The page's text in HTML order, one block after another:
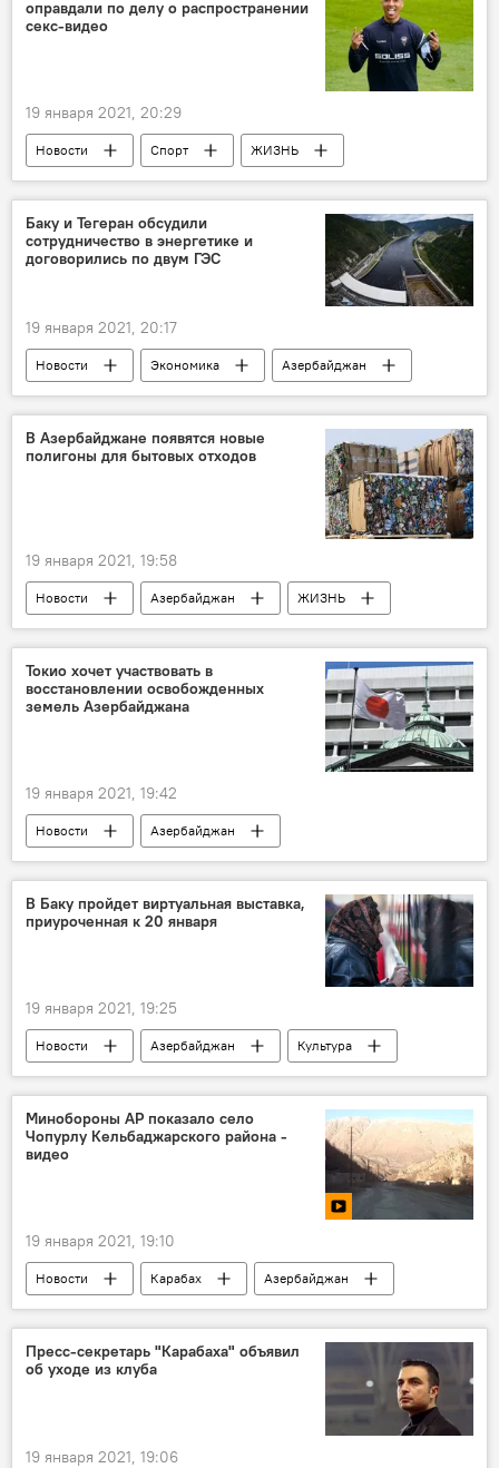
оправдали по делу о распространении
секс-видео
19 января 2021, 20:29
Новости Спорт
ЖИЗНЬ
Азербайджан
Новости мира
Эдди Исрафилов
Баку и Тегеран обсудили
сотрудничество в энергетике и
договорились по двум ГЭС
19 января 2021, 20:17
Новости Экономика
Азербайджан
Новости мира
Иран
ГЭС
Сотрудничество
В Азербайджане появятся новые
полигоны для бытовых отходов
19 января 2021, 19:58
Новости Азербайджан
ЖИЗНЬ
Полигон
Бытовые отходы
Токио хочет участвовать в
восстановлении освобожденных
земель Азербайджана
19 января 2021, 19:42
Новости
Азербайджан
Новости мира
Экономика
Карабах
Япония
Министерство энергетики АР
встреча
В Баку пройдет виртуальная выставка,
приуроченная к 20 января
19 января 2021, 19:25
Новости Азербайджан
Культура
ЖИЗНЬ
Баку
Выставка
20 января
Минобороны АР показало село
Чопурлу Кельбаджарского района -
видео
19 января 2021, 19:10
Новости Карабах
Азербайджан
Минобороны АР
Кельбаджарский район
МУЛЬТИМЕДИА
Видео
Пресс-секретарь "Карабаха" объявил
об уходе из клуба
19 января 2021, 19:06